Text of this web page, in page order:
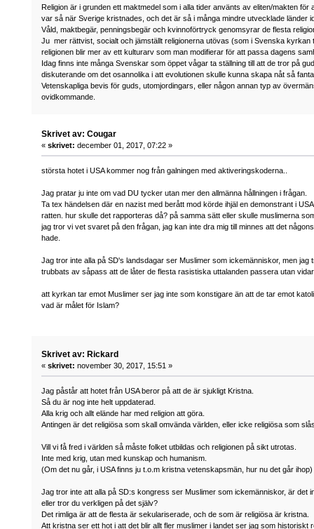
Religion är i grunden ett maktmedel som i alla tider använts av eliten/makten
var så när Sverige kristnades, och det är så i många mindre utvecklade länder
Våld, maktbegär, penningsbegär och kvinnoförtryck genomsyrar de flesta
Ju mer rättvist, socialt och jämställt religionerna utövas (som i Svenska
religionen blir mer av ett kulturarv som man modifierar för att passa dagens
Idag finns inte många Svenskar som öppet vågar ta ställning till att de tror på
diskuterande om det osannolika i att evolutionen skulle kunna skapa nåt så
Vetenskapliga bevis för guds, utomjordingars, eller någon annan typ av
ovidkommande.
Skrivet av: Cougar
«skrivet: december 01, 2017, 07:22 »
största hotet i USA kommer nog från galningen med aktiveringskoderna..
Jag pratar ju inte om vad DU tycker utan mer den allmänna hållningen i frågan.
Ta tex händelsen där en nazist med berått mod körde ihjäl en demonstrant i
ratten. hur skulle det rapporteras då? på samma sätt eller skulle muslimerna
jag tror vi vet svaret på den frågan, jag kan inte dra mig till minnes att det
hade.
Jag tror inte alla på SD's landsdagar ser Muslimer som ickemänniskor, men
trubbats av såpass att de låter de flesta rasistiska uttalanden passera utan
att kyrkan tar emot Muslimer ser jag inte som konstigare än att de tar emot
vad är målet för Islam?
Skrivet av: Rickard
«skrivet: november 30, 2017, 15:51 »
Jag påstår att hotet från USA beror på att de är sjukligt Kristna.
Så du är nog inte helt uppdaterad.
Alla krig och allt elände har med religion att göra.
Antingen är det religiösa som skall omvända världen, eller icke religiösa som
Vill vi få fred i världen så måste folket utbildas och religionen på sikt utrotas.
Inte med krig, utan med kunskap och humanism.
(Om det nu går, i USA finns ju t.o.m kristna vetenskapsmän, hur nu det går
Jag tror inte att alla på SD:s kongress ser Muslimer som ickemänniskor, är det
eller tror du verkligen på det själv?
Det rimliga är att de flesta är sekulariserade, och de som är religiösa är kristna.
Att kristna ser ett hot i att det blir allt fler muslimer i landet ser jag som historiskt